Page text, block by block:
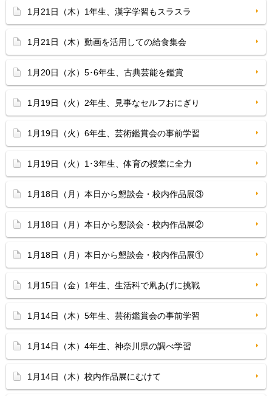
1月21日（木）1年生、漢字学習もスラスラ
1月21日（木）動画を活用しての給食集会
1月20日（水）5･6年生、古典芸能を鑑賞
1月19日（火）2年生、見事なセルフおにぎり
1月19日（火）6年生、芸術鑑賞会の事前学習
1月19日（火）1･3年生、体育の授業に全力
1月18日（月）本日から懇談会・校内作品展③
1月18日（月）本日から懇談会・校内作品展②
1月18日（月）本日から懇談会・校内作品展①
1月15日（金）1年生、生活科で凧あげに挑戦
1月14日（木）5年生、芸術鑑賞会の事前学習
1月14日（木）4年生、神奈川県の調べ学習
1月14日（木）校内作品展にむけて